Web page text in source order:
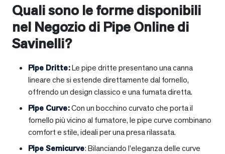
Quali sono le forme disponibili
nel Negozio di Pipe Online di
Savinelli?
Pipe Dritte:Le pipe dritte presentano una canna
lineare che si estende direttamente dal fornello,
offrendo un design classico e una fumata diretta.
Pipe Curve:Con un bocchino curvato che porta il
fornello più vicino al fumatore, le pipe curve combinano
comfort e stile, ideali per una presa rilassata.
Pipe Semicurve: Bilanciando l’eleganza delle curve